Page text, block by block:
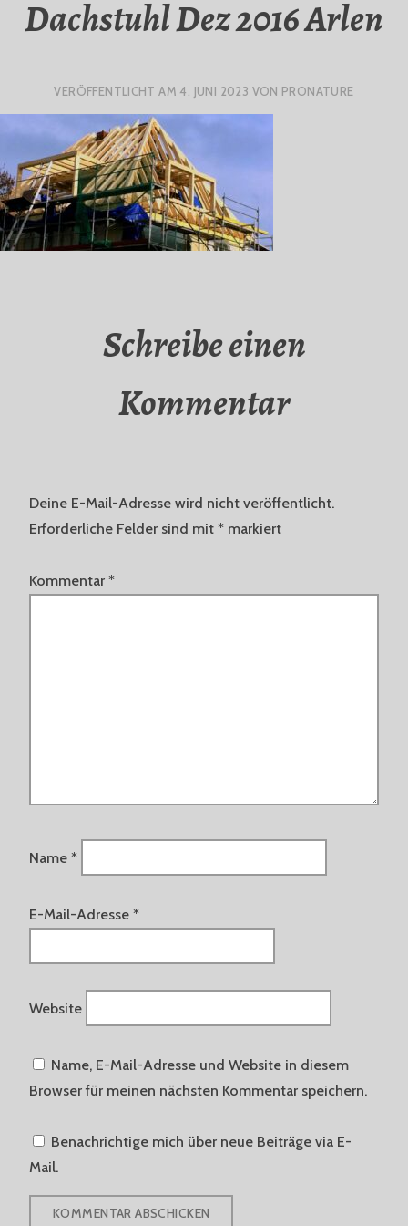
Dachstuhl Dez 2016 Arlen
VERÖFFENTLICHT AM 4. JUNI 2023 VON PRONATURE
Schreibe einen
Kommentar
Deine E-Mail-Adresse wird nicht veröffentlicht.
Erforderliche Felder sind mit * markiert
Kommentar *
Name *
E-Mail-Adresse *
Website
Name, E-Mail-Adresse und Website in diesem
Browser für meinen nächsten Kommentar speichern.
Benachrichtige mich über neue Beiträge via E-
Mail.